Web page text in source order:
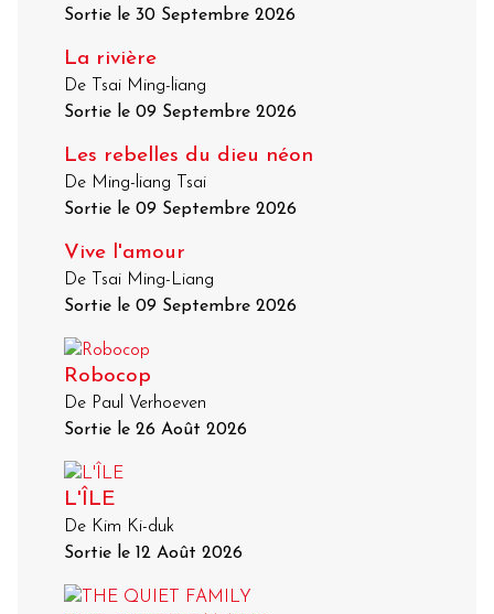
Sortie le 30 Septembre 2026
La rivière
De Tsai Ming-liang
Sortie le 09 Septembre 2026
Les rebelles du dieu néon
De Ming-liang Tsai
Sortie le 09 Septembre 2026
Vive l'amour
De Tsai Ming-Liang
Sortie le 09 Septembre 2026
Robocop
De Paul Verhoeven
Sortie le 26 Août 2026
L'ÎLE
De Kim Ki-duk
Sortie le 12 Août 2026